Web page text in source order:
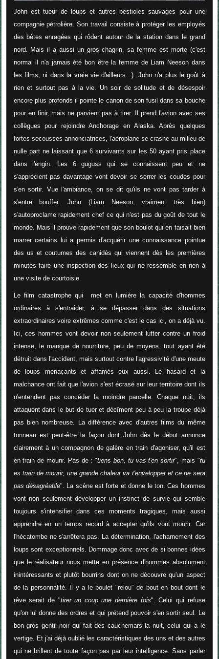
John est tueur de loups et autres bestioles sauvages pour une
compagnie pétrolière. Son travail consiste à protéger les employés
des bêtes enragées qui rôdent autour de la station dans le grand
nord. Mais il a aussi un gros chagrin, sa femme est morte (c'est
normal il n'a jamais été bon être la femme de Liam Neeson dans
les films, ni dans la vraie vie d'ailleurs...). John n'a plus le goût à
rien et surtout pas à la vie. Un soir de solitude et de désespoir
encore plus profonds il pointe le canon de son fusil dans sa bouche
pour en finir, mais ne parvient pas à tirer. Il prend l'avion avec ses
collègues pour rejoindre Anchorage en Alaska. Après quelques
fortes secousses annonciatrices, l'aéroplane se crashe au milieu de
nulle part ne laissant que 6 survivants sur les 50 ayant pris place
dans l'engin. Les 6 guguss qui se connaissent peu et ne
s'apprécient pas davantage vont devoir se serrer les coudes pour
s'en sortir. Vue l'ambiance, on se dit qu'ils ne vont pas tarder à
s'entre bouffer. John (Liam Neeson, vraiment très bien)
s'autoproclame rapidement chef ce qui n'est pas du goût de tout le
monde. Mais il prouve rapidement que son boulot qui en faisait bien
marrer certains lui a permis d'acquérir une connaissance pointue
des us et coutumes des canidés qui viennent dès les premières
minutes faire une inspection des lieux qui ne ressemble en rien à
une visite de courtoisie.
Le film catastrophe qui met en lumière la capacité d'hommes
ordinaires à s'entraider, à se dépasser dans des situations
extraordinaires voire extrêmes comme c'est le cas ici, on a déjà vu.
Ici, ces hommes vont devoir non seulement lutter contre un froid
intense, le manque de nourriture, peu de moyens, tout ayant été
détruit dans l'accident, mais surtout contre l'agressivité d'une meute
de loups menaçants et affamés eux aussi. Le hasard et la
malchance ont fait que l'avion s'est écrasé sur leur territoire dont ils
n'entendent pas concéder la moindre parcelle. Chaque nuit, ils
attaquent dans le but de tuer et décîment peu à peu la troupe déjà
pas bien nombreuse. La différence avec d'autres films du même
tonneau est peut-être la façon dont John dès le début annonce
clairement à un compagnon de galère en train d'agoniser, qu'il est
en train de mourir. Pas de : "tiens bon, tu vas t'en sortir", mais "tu
es train de mourir, une grande chaleur va t'envelopper et ce ne sera
pas désagréable". La scène est forte et donne le ton. Ces hommes
vont non seulement développer un instinct de survie qui semble
toujours s'intensifier dans ces moments tragiques, mais aussi
apprendre en un temps record à accepter qu'ils vont mourir. Car
l'hécatombe ne s'arrêtera pas. La détermination, l'acharnement des
loups sont exceptionnels. Dommage donc avec de si bonnes idées
que le réalisateur nous mette en présence d'hommes absolument
inintéressants et plutôt bourrins dont on ne découvre qu'un aspect
de la personnalité. Il y a le boulet "relou" de bout en bout dont le
rêve serait de "tirer un coup une dernière fois". Celui qui refuse
qu'on lui donne des ordres et qui prétend pouvoir s'en sortir seul. Le
bon gros gentil noir qui fait des cauchemars la nuit, celui qui a le
vertige. Et j'ai déjà oublié les caractéristiques des uns et des autres
qui ne brillent de toute façon pas par leur intelligence. Sans parler